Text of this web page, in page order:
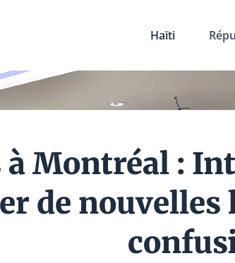
Haïti
à Montréal :
de nouvelles